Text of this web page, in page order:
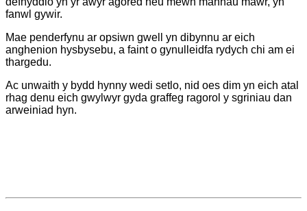
fanwl gywir.
Mae penderfynu ar opsiwn gwell yn dibynnu ar eich
anghenion hysbysebu, a faint o gynulleidfa rydych chi am ei
thargedu.
Ac unwaith y bydd hynny wedi setlo, nid oes dim yn eich atal
rhag denu eich gwylwyr gyda graffeg ragorol y sgriniau dan
arweiniad hyn.